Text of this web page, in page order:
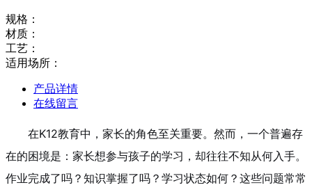
规格：
材质：
工艺：
适用场所：
产品详情
在线留言
在K12教育中，家长的角色至关重要。然而，一个普遍存
在的困境是：家长想参与孩子的学习，却往往不知从何入手。
作业完成了吗？知识掌握了吗？学习状态如何？这些问题常常